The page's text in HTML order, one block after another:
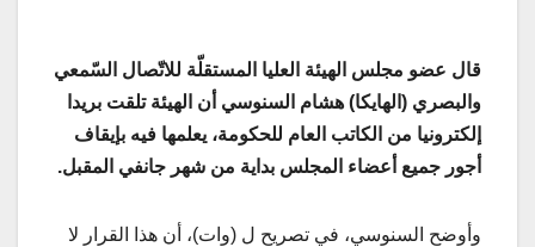
قال عضو مجلس الهيئة العليا المستقلّة للاتّصال السّمعي
والبصري (الهايكا) هشام السنوسي أن الهيئة تلقت بريدا
إلكترونيا من الكاتب العام للحكومة، يعلمها فيه بإيقاف
أجور جميع أعضاء المجلس بداية من شهر جانفي المقبل.
وأوضح السنوسي، في تصريح ل (وات)، أن هذا القرار لا